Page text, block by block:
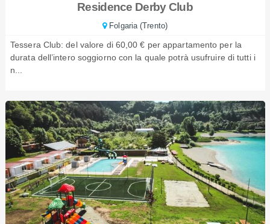
Residence Derby Club
Folgaria (Trento)
Tessera Club: del valore di 60,00 € per appartamento per la
durata dell’intero soggiorno con la quale potrà usufruire di tutti i
n...